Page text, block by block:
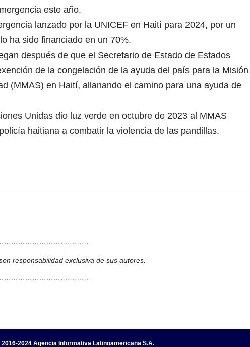
este año.
lanzado por la UNICEF en Haití para 2024, por un
ha sido financiado en un 70%.
después de que el Secretario de Estado de Estados
de la congelación de la ayuda del país para la Misión
(MMAS) en Haití, allanando el camino para una ayuda de
Unidas dio luz verde en octubre de 2023 al MMAS
haitiana a combatir la violencia de las pandillas.
responsabilidad exclusiva de sus autores.
2024 Agencia Informativa Latinoamericana S.A.